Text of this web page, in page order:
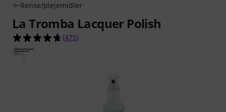
Rense/plejemidler
La Tromba Lacquer Polish
4.7 ud af 5 stjerner fra 475 kundebedømmelser
(475)